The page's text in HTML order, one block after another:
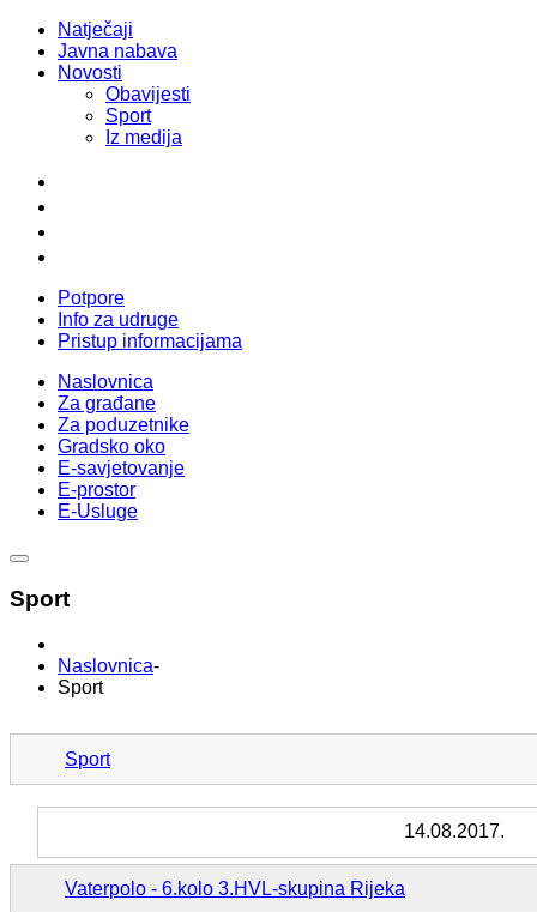
Natječaji
Javna nabava
Novosti
Obavijesti
Sport
Iz medija
Potpore
Info za udruge
Pristup informacijama
Naslovnica
Za građane
Za poduzetnike
Gradsko oko
E-savjetovanje
E-prostor
E-Usluge
Sport
Naslovnica-
Sport
Sport
14.08.2017.
Vaterpolo - 6.kolo 3.HVL-skupina Rijeka